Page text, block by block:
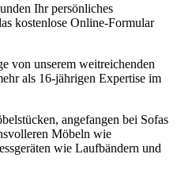
Ihr persönliches
kostenlose Online-Formular
von unserem weitreichenden
als 16-jährigen Expertise im
angefangen bei Sofas
Möbeln wie
wie Laufbändern und